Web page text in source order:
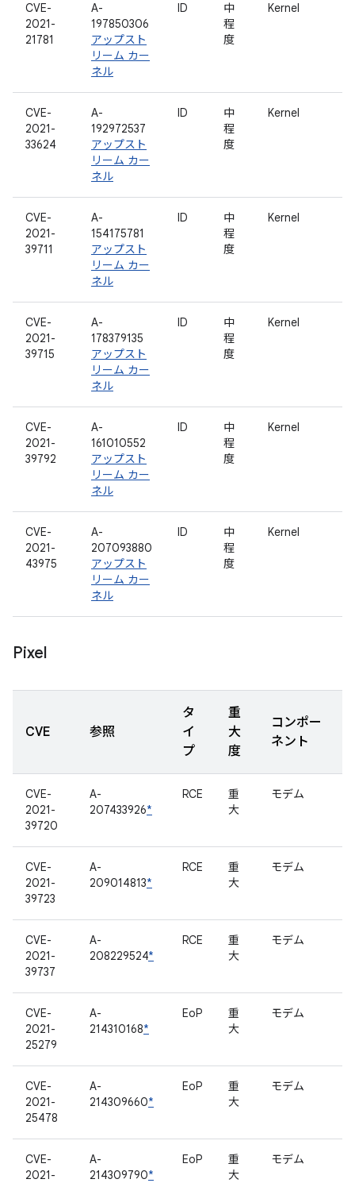
CVE-
2021-
21781
A-
197850306
アップスト
リーム カー
ネル
ID
中
程
度
Kernel
CVE-
2021-
33624
A-
192972537
アップスト
リーム カー
ネル
ID
中
程
度
Kernel
CVE-
2021-
39711
A-
154175781
アップスト
リーム カー
ネル
ID
中
程
度
Kernel
CVE-
2021-
39715
A-
178379135
アップスト
リーム カー
ネル
ID
中
程
度
Kernel
CVE-
2021-
39792
A-
161010552
アップスト
リーム カー
ネル
ID
中
程
度
Kernel
CVE-
2021-
43975
A-
207093880
アップスト
リーム カー
ネル
ID
中
程
度
Kernel
Pixel
CVE 参照
タ
イ
プ
重
大
度
コンポー
ネント
CVE-
2021-
39720
A-
207433926*
RCE
重
大
モデム
CVE-
2021-
39723
A-
209014813*
RCE
重
大
モデム
CVE-
2021-
39737
A-
208229524*
RCE
重
大
モデム
CVE-
2021-
25279
A-
214310168*
EoP
重
大
モデム
CVE-
2021-
25478
A-
214309660*
EoP
重
大
モデム
CVE-
2021-
A-
214309790*
EoP
重
大
モデム